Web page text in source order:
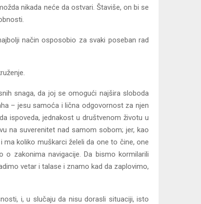
nikada neće da ostvari. Štaviše, on bi se
način osposobio za svaki poseban rad
snaga, da joj se omogući najšira sloboda
– jesu samoća i lična odgovornost za njen
ispoveda, jednakost u društvenom životu u
na suverenitet nad samom sobom; jer, kao
ma koliko muškarci želeli da one to čine, one
zakonima navigacije. Da bismo kormilarili
vetar i talase i znamo kad da zaplovimo,
i, u slučaju da nisu dorasli situaciji, isto